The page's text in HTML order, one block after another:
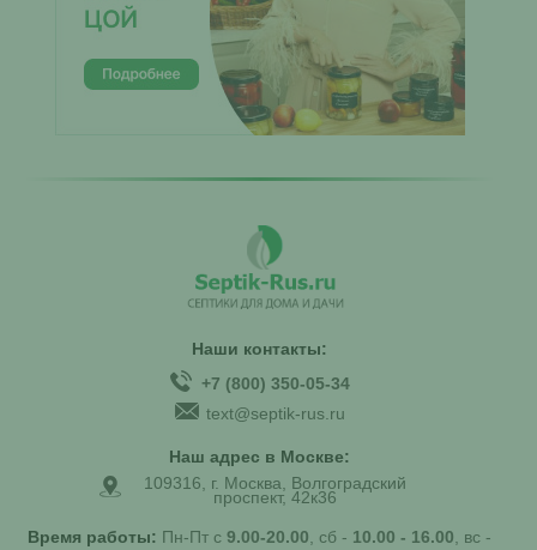
Наши контакты:
+7 (800) 350-05-34
text@septik-rus.ru
Наш адрес в Москве:
109316, г. Москва, Волгоградский
проспект, 42к36
Время работы: Пн-Пт с 9.00-20.00 , сб - 10.00 - 16.00 , вс -